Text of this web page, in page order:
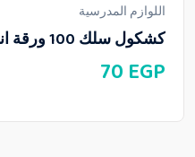
اللوازم المدرسية
كشكول سلك 100 ورقة انجليزى_2
70 EGP